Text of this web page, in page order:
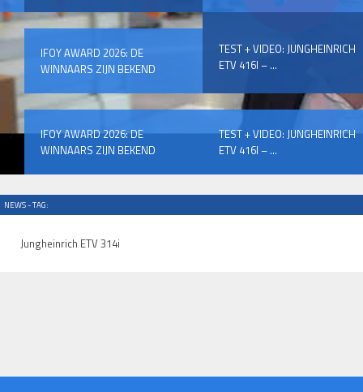
IFOY AWARD 2026: DE
WINNAARS ZIJN BEKEND
TEST + VIDEO: JUNGHEINRICH
ETV 416I – ...
IFOY AWARD 2026: DE
WINNAARS ZIJN BEKEND
TEST + VIDEO: JUNGHEINRICH
ETV 416I – ...
NEWS - TAG:
Jungheinrich ETV 314i